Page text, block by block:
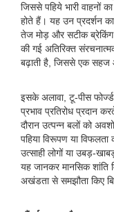
जिससे पहिये भारी वाहनों
होते हैं। यह उन प्रदर्शन
तेज मोड़ और सटीक ब्रेकिंग
की गई अतिरिक्त
बढ़ाती है, जिससे एक सहज
इसके अलावा, टू-पीस
प्रभाव प्रतिरोध प्रदान
दौरान उत्पन्न बलों को
पहिया विरूपण या
उत्साही लोगों या उबड़-
यह जानकर मानसिक
अखंडता से समझौता किए